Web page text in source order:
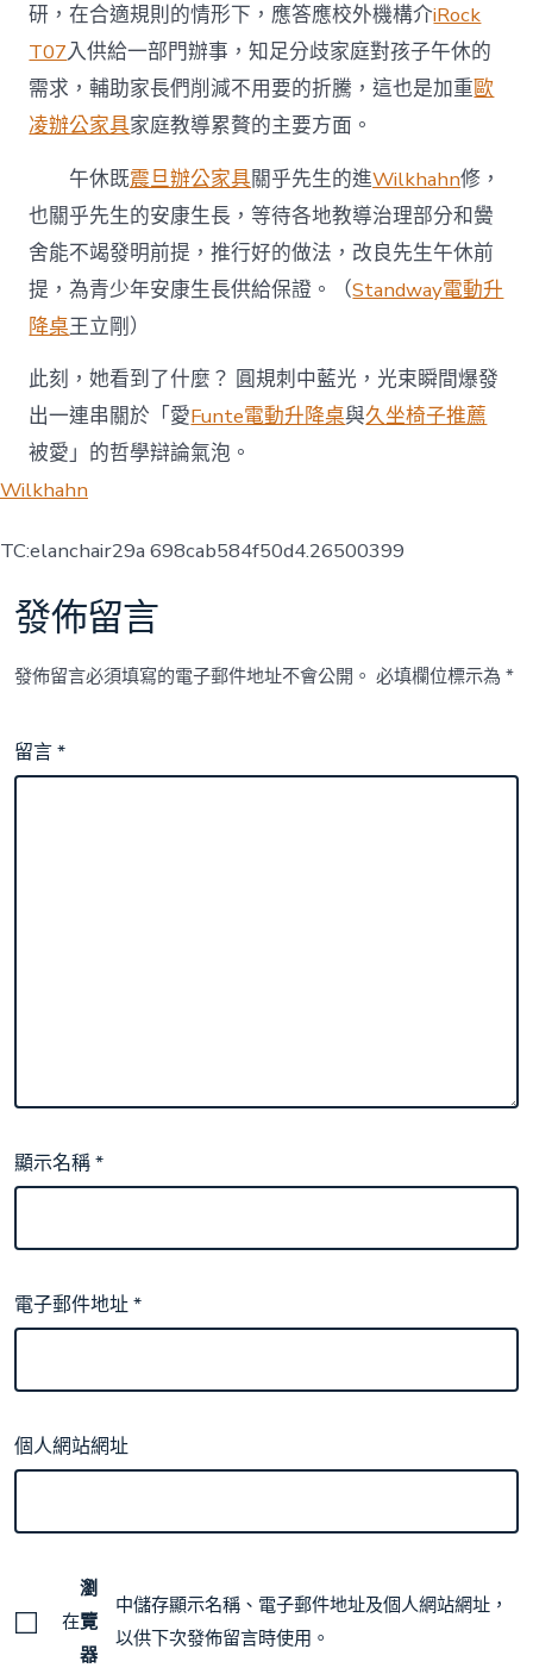
研，在合適規則的情形下，應答應校外機構介iRock
T07入供給一部門辦事，知足分歧家庭對孩子午休的
需求，輔助家長們削減不用要的折騰，這也是加重歐
凌辦公家具家庭教導累贅的主要方面。
午休既震旦辦公家具關乎先生的進Wilkhahn修，
也關乎先生的安康生長，等待各地教導治理部分和黌
舍能不竭發明前提，推行好的做法，改良先生午休前
提，為青少年安康生長供給保證。（Standway電動升
降桌王立剛）
此刻，她看到了什麼？ 圓規刺中藍光，光束瞬間爆發
出一連串關於「愛Funte電動升降桌與久坐椅子推薦
被愛」的哲學辯論氣泡。
Wilkhahn
TC:elanchair29a 698cab584f50d4.26500399
發佈留言
發佈留言必須填寫的電子郵件地址不會公開。 必填欄位標示為*
留言*
顯示名稱*
電子郵件地址*
個人網站網址
在
瀏
覽
器
中儲存顯示名稱、電子郵件地址及個人網站網址，
以供下次發佈留言時使用。